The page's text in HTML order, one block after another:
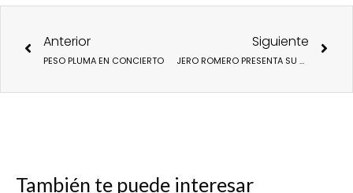
Anterior
PESO PLUMA EN CONCIERTO
Siguiente
JERO ROMERO PRESENTA SU NUEVO DISCO «MIRACOLOSO» EN CONCIERTO.
También te puede interesar